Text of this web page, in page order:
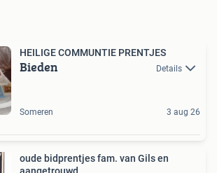
HEILIGE COMMUNTIE PRENTJES
Bieden Details
Someren 3 aug 26
oude bidprentjes fam. van Gils en
aangetrouwd